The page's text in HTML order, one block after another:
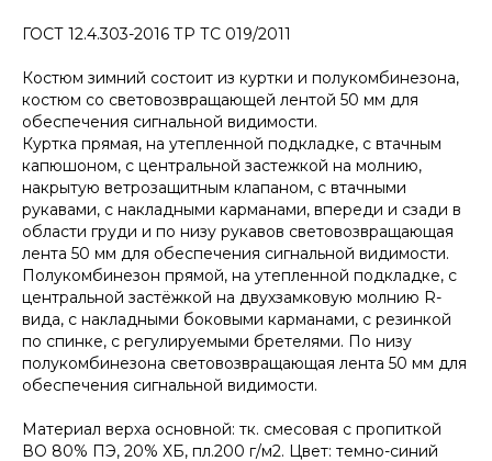
ГОСТ 12.4.303-2016 ТР ТС 019/2011
Костюм зимний состоит из куртки и полукомбинезона,
костюм со световозвращающей лентой 50 мм для
обеспечения сигнальной видимости.
Куртка прямая, на утепленной подкладке, с втачным
капюшоном, с центральной застежкой на молнию,
накрытую ветрозащитным клапаном, с втачными
рукавами, с накладными карманами, впереди и сзади в
области груди и по низу рукавов световозвращающая
лента 50 мм для обеспечения сигнальной видимости.
Полукомбинезон прямой, на утепленной подкладке, с
центральной застёжкой на двухзамковую молнию R-
вида, с накладными боковыми карманами, с резинкой
по спинке, с регулируемыми бретелями. По низу
полукомбинезона световозвращающая лента 50 мм для
обеспечения сигнальной видимости.
Материал верха основной: тк. смесовая с пропиткой
ВО 80% ПЭ, 20% ХБ, пл.200 г/м2. Цвет: темно-синий